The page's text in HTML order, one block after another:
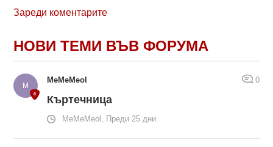
Зареди коментарите
НОВИ ТЕМИ ВЪВ ФОРУМА
MeMeMeol 0
Къртечница
MeMeMeol, Преди 25 дни